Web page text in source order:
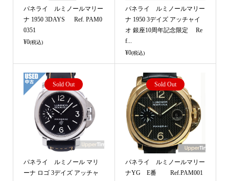
パネライ ルミノールマリー
ナ 1950 3DAYS Ref. PAM0
0351
¥0(税込)
パネライ ルミノールマリー
ナ 1950 3デイズ アッチャイ
オ 銀座10周年記念限定 Re
f...
¥0(税込)
Sold Out
パネライ ルミノール マリ
ーナ ロゴ 3デイズ アッチャ
Sold Out
パネライ ルミノールマリー
ナYG E番 Ref.PAM001